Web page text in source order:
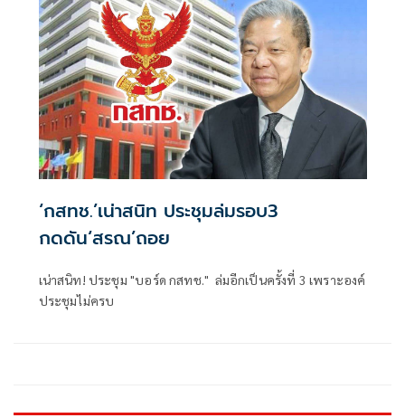
‘กสทช.’เน่าสนิท ประชุมล่มรอบ3
กดดัน‘สรณ’ถอย
เน่าสนิท! ประชุม "บอร์ด กสทช." ล่มอีกเป็นครั้งที่ 3 เพราะองค์
ประชุมไม่ครบ